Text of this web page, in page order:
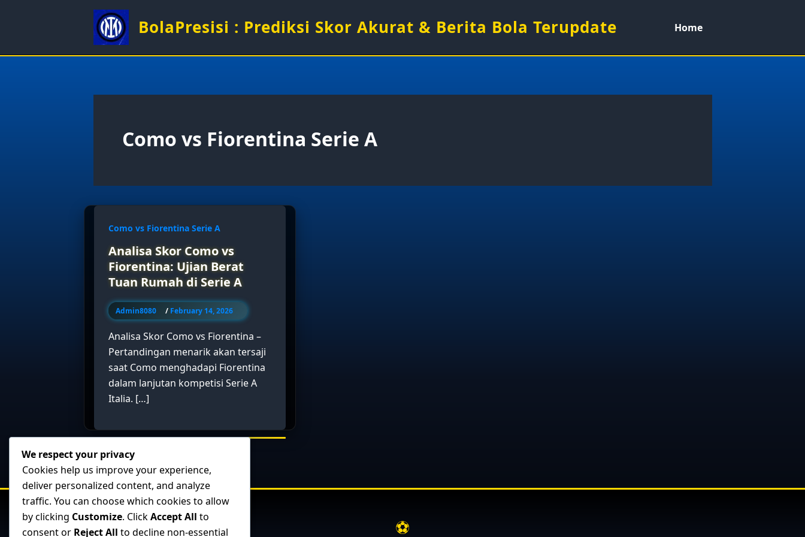
BolaPresisi : Prediksi Skor Akurat & Berita Bola Terupdate Home
Como vs Fiorentina Serie A
Como vs Fiorentina Serie A
Analisa Skor Como vs
Fiorentina: Ujian Berat
Tuan Rumah di Serie A
Admin8080 / February 14, 2026
Analisa Skor Como vs Fiorentina –
Pertandingan menarik akan tersaji
saat Como menghadapi Fiorentina
dalam lanjutan kompetisi Serie A
Italia. […]
We respect your privacy
Cookies help us improve your experience,
deliver personalized content, and analyze
traffic. You can choose which cookies to allow
by clicking Customize. ClickAccept All to
consent or Reject All to decline non-essential